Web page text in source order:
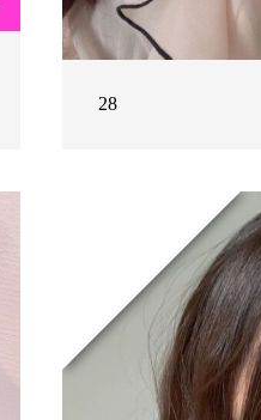
28